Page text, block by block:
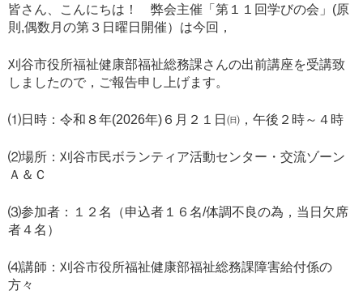
皆さん、こんにちは！ 弊会主催「第１１回学びの会」(原
則,偶数月の第３日曜日開催）は今回，
刈谷市役所福祉健康部福祉総務課さんの出前講座を受講致
しましたので，ご報告申し上げます。
⑴日時：令和８年(2026年)６月２１日㈰，午後２時～４時
⑵場所：刈谷市民ボランティア活動センター・交流ゾーン
Ａ＆Ｃ
⑶参加者：１２名（申込者１６名/体調不良の為，当日欠席
者４名）
⑷講師：刈谷市役所福祉健康部福祉総務課障害給付係の
方々